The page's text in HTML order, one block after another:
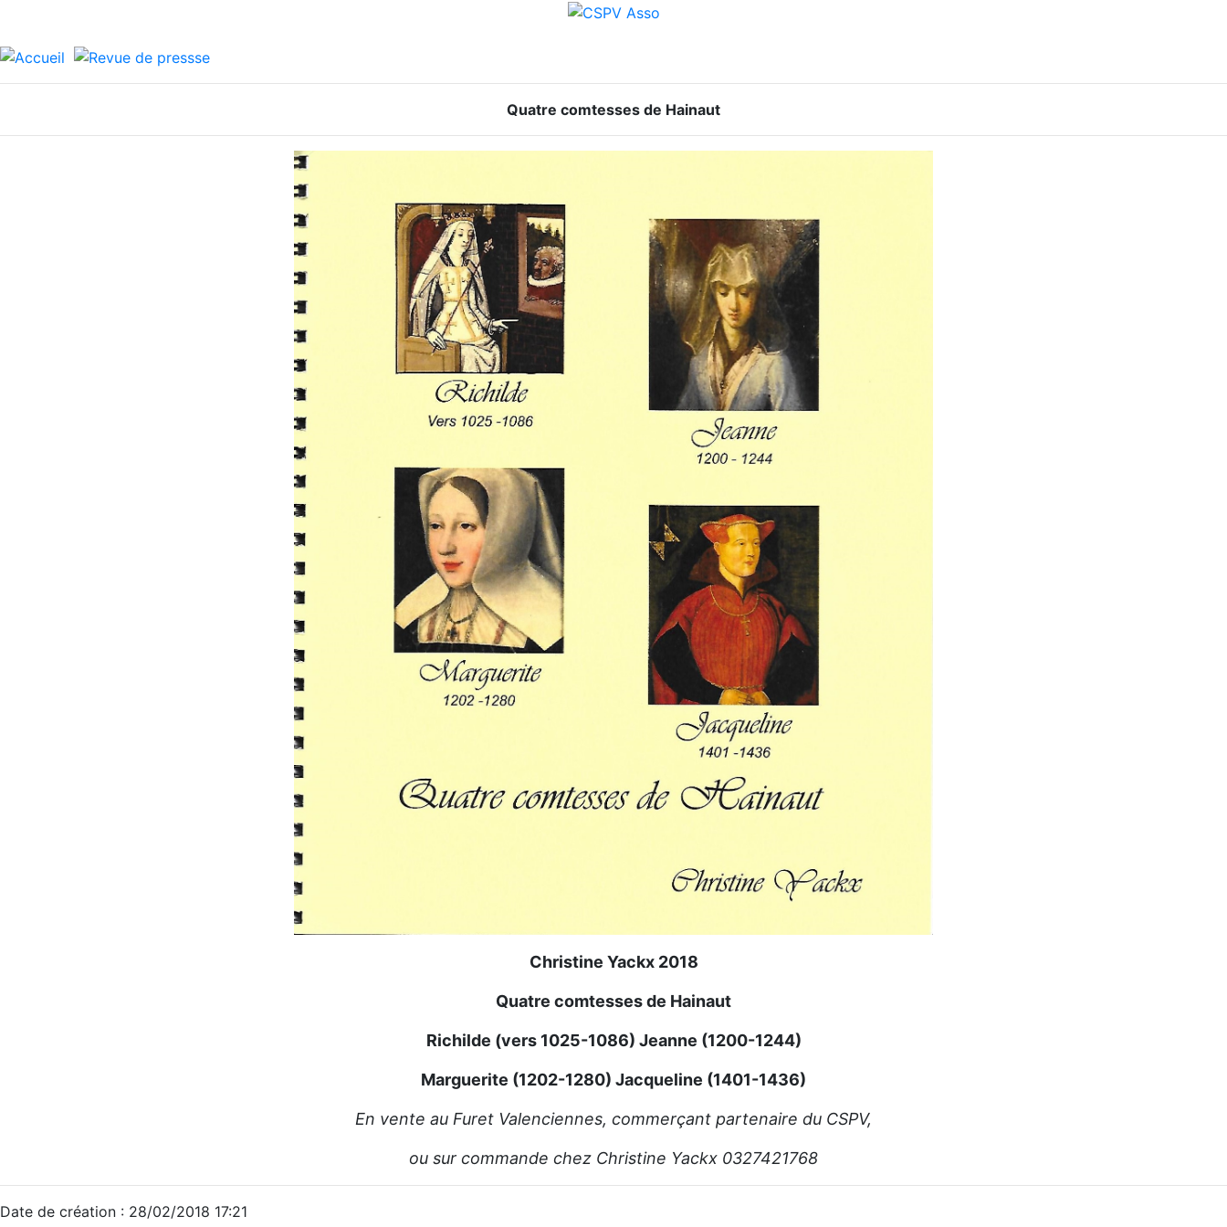
Quatre comtesses de Hainaut
Christine Yackx 2018
Quatre comtesses de Hainaut
Richilde (vers 1025-1086) Jeanne (1200-1244)
Marguerite (1202-1280) Jacqueline (1401-1436)
En vente au Furet Valenciennes, commerçant partenaire du CSPV,
ou sur commande chez Christine Yackx 0327421768
Date de création : 28/02/2018 17:21